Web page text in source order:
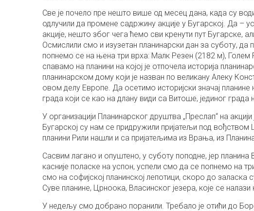
Све је почело пре нешто више од месец дана, када су
одлучили да промене садржину акције у Бугарској. Да –
акције, нешто због чега ћемо сви кренути пут Бугарске,
Осмислили смо и изузетан планинарски дан за суботу,
попнемо се на њена три врха: Малк Резен (2182 м),
спавамо на планини на којој је отпочела историја
планинарском дому који је назван по великану Алеку
овом делу Европе. Да осетимо историјски значај планине
града који се као на длану види са Витоше, јединог града
У организацији Планинарског друштва „Преслап“ на
Бугарској су нам се придружили пријатељи под
планини Рили нашли и са пријатељима из Врања, из
Сасвим лагано и опуштено, у суботу поподне, јер
касније поласке на успон, успели смо да се попнемо на
смо на софијској планинској лепотици, скоро до заласка
Суве планине, Црноока, Власинског језера, које се
У недељу смо добрано поранили. Требало је отићи до